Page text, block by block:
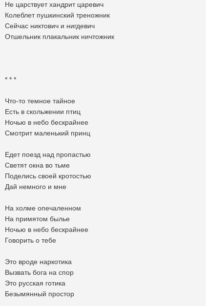
Не царствует хандрит царевич
Колеблет пушкинский треножник
Сейчас никтович и нигдевич
Отшельник плакальник ничтожник
* * *
Что-то темное тайное
Есть в скольжении птиц
Ночью в небо бескрайнее
Смотрит маленький принц
Едет поезд над пропастью
Светят окна во тьме
Поделись своей кротостью
Дай немного и мне
На холме опечаленном
На примятом былье
Ночью в небо бескрайнее
Говорить о тебе
Это вроде наркотика
Вызвать бога на спор
Это русская готика
Безымянный простор